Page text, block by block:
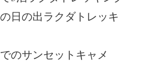
日の出ラクダトレッキ
のサンセットキャメ